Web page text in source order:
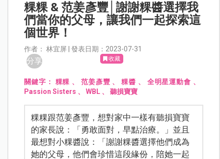
粿粿 & 范姜彥豐│謝謝粿醬選擇我
們當你的父母，讓我們一起探索這
個世界！
作者： 林宜屏 | 發表日期：2023-07-31
分享 收藏
關鍵字： 粿粿 、范姜彥豐 、粿醬 、 全明星運動會 、
Passion Sisters 、WBL 、聽損寶寶
粿粿跟范姜彥豐，想對家中一樣有聽損寶寶
的家長說：「勇敢面對，早點治療。」並且
最想對小粿醬說：「謝謝粿醬選擇他們成為
她的父母，他們會珍惜這段緣份，陪她一起